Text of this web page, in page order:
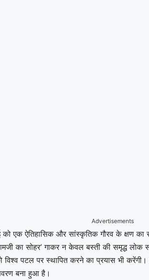
Advertisements
एक ऐतिहासिक और सांस्कृतिक गौरव के क्षण का
का सोहर’ गाकर न केवल बस्ती की समृद्ध
विश्व पटल पर स्थापित करने का प्रयास भी
बना हुआ है।